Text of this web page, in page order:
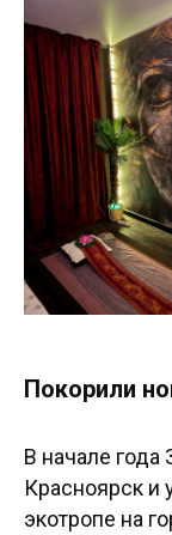
Покорили
В начале года
Красноярск и
экотропе на